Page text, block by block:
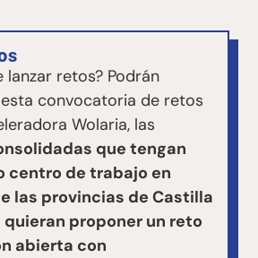
lanzar retos? Podrán
convocatoria de retos
Wolaria, las
que tengan
centro de trabajo en
las provincias de Castilla
quieran proponer un reto
abierta con